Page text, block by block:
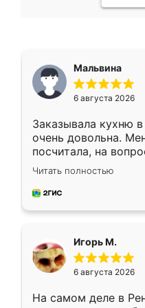
Мальвина
6 августа 2026
Заказывала кухню
очень довольна.
посчитала, на
Замерщик приехал
делу со всей
за день, ребята
Читать полностью
Игорь М.
6 августа 2026
На самом деле в